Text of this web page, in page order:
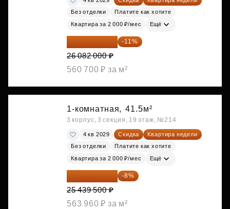
Без отделки
Платите как хотите
Квартира за 2 000 ₽/мес Ещё
23 212 980 ₽ -11%
26 082 000 ₽
560 700 ₽ за м²
1-комнатная, 41.5м²
3 корпус, 3 секция, 19 этаж, №214
4 кв 2029 Скидка
Квартира недели
Без отделки
Платите как хотите
Квартира за 2 000 ₽/мес Ещё
23 404 340 ₽ -8%
25 439 500 ₽
563 960 ₽ за м²